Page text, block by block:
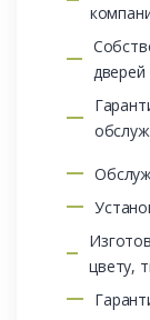
дверей
цвету,